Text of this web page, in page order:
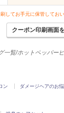
2020年3月分（36）
2020年2月分（32）
2020年1月分（21）
2019年11月分（19）
2019年8月分（31）
してお手元に保管しておい
クーポン印刷画面
一覧/ホットペッパー
ン ダメージヘアのお